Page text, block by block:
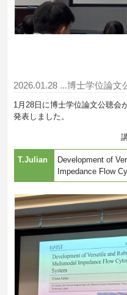
2026.01.28 ...博士学位論文
1月28日に博士学位論文公聴会
発表しました。
T.Julian
Development of
Impedance Flow